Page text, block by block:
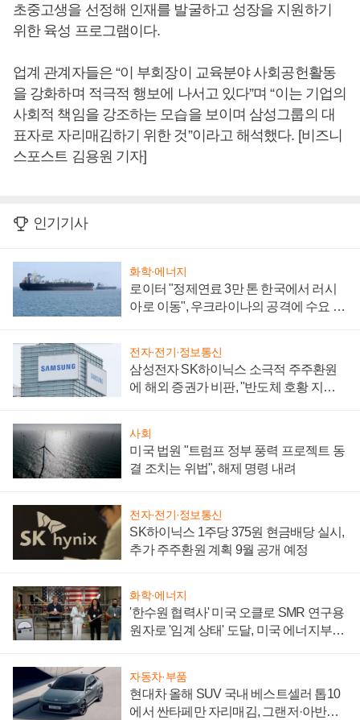
초중고생을 선정해 인재를 발굴하고 성장을 지원하기
위한 육성 프로그램이다.
업계 관계자들은 “이 부회장이 교육분야 사회공헌활동
을 강화하며 적극적 행보에 나서고 있다”며 “이는 기업의
사회적 책임을 강조하는 모습을 보이며 삼성그룹의 대
표자로 자리매김하기 위한 것”이라고 해석했다. [비즈니
스포스트 김용원 기자]
인기기사
화학·에너지
로이터 "정제연료 3만 톤 한국에서 러시
아로 이동", 우크라이나의 공격에 수요 늘
전자·전기·정보통신
삼성전자 SK하이닉스 소극적 주주환원
에 해외 증권가 비판, "반도체 호황 지속
사회
미국 법원 "트럼프 정부 풍력 프로젝트 동
결 조치는 위법", 해제 명령 내려
전자·전기·정보통신
SK하이닉스 1주당 375원 현금배당 실시,
추가 주주환원 계획 9월 공개 예정
화학·에너지
'한수원 협력사' 미국 오클로 SMR 연구용
원자로 '임계 상태' 도달, 미국 에너지부
자동차·부품
현대차 올해 SUV 국내 베스트셀러 톱10
에서 싼타페만 자리매김, 그랜저·아반떼